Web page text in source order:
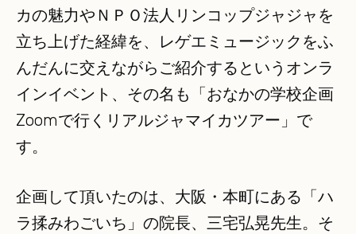
カの魅力やＮＰＯ法人リンコップジャジャを
立ち上げた経緯を、レゲエミュージックをふ
んだんに交えながらご紹介するというオンラ
インイベント、その名も「おなかの学校企画
Zoomで行くリアルジャマイカツアー」で
す。
企画して頂いたのは、大阪・本町にある「ハ
ラ揉みわごいち」の院長、三宅弘晃先生。そ